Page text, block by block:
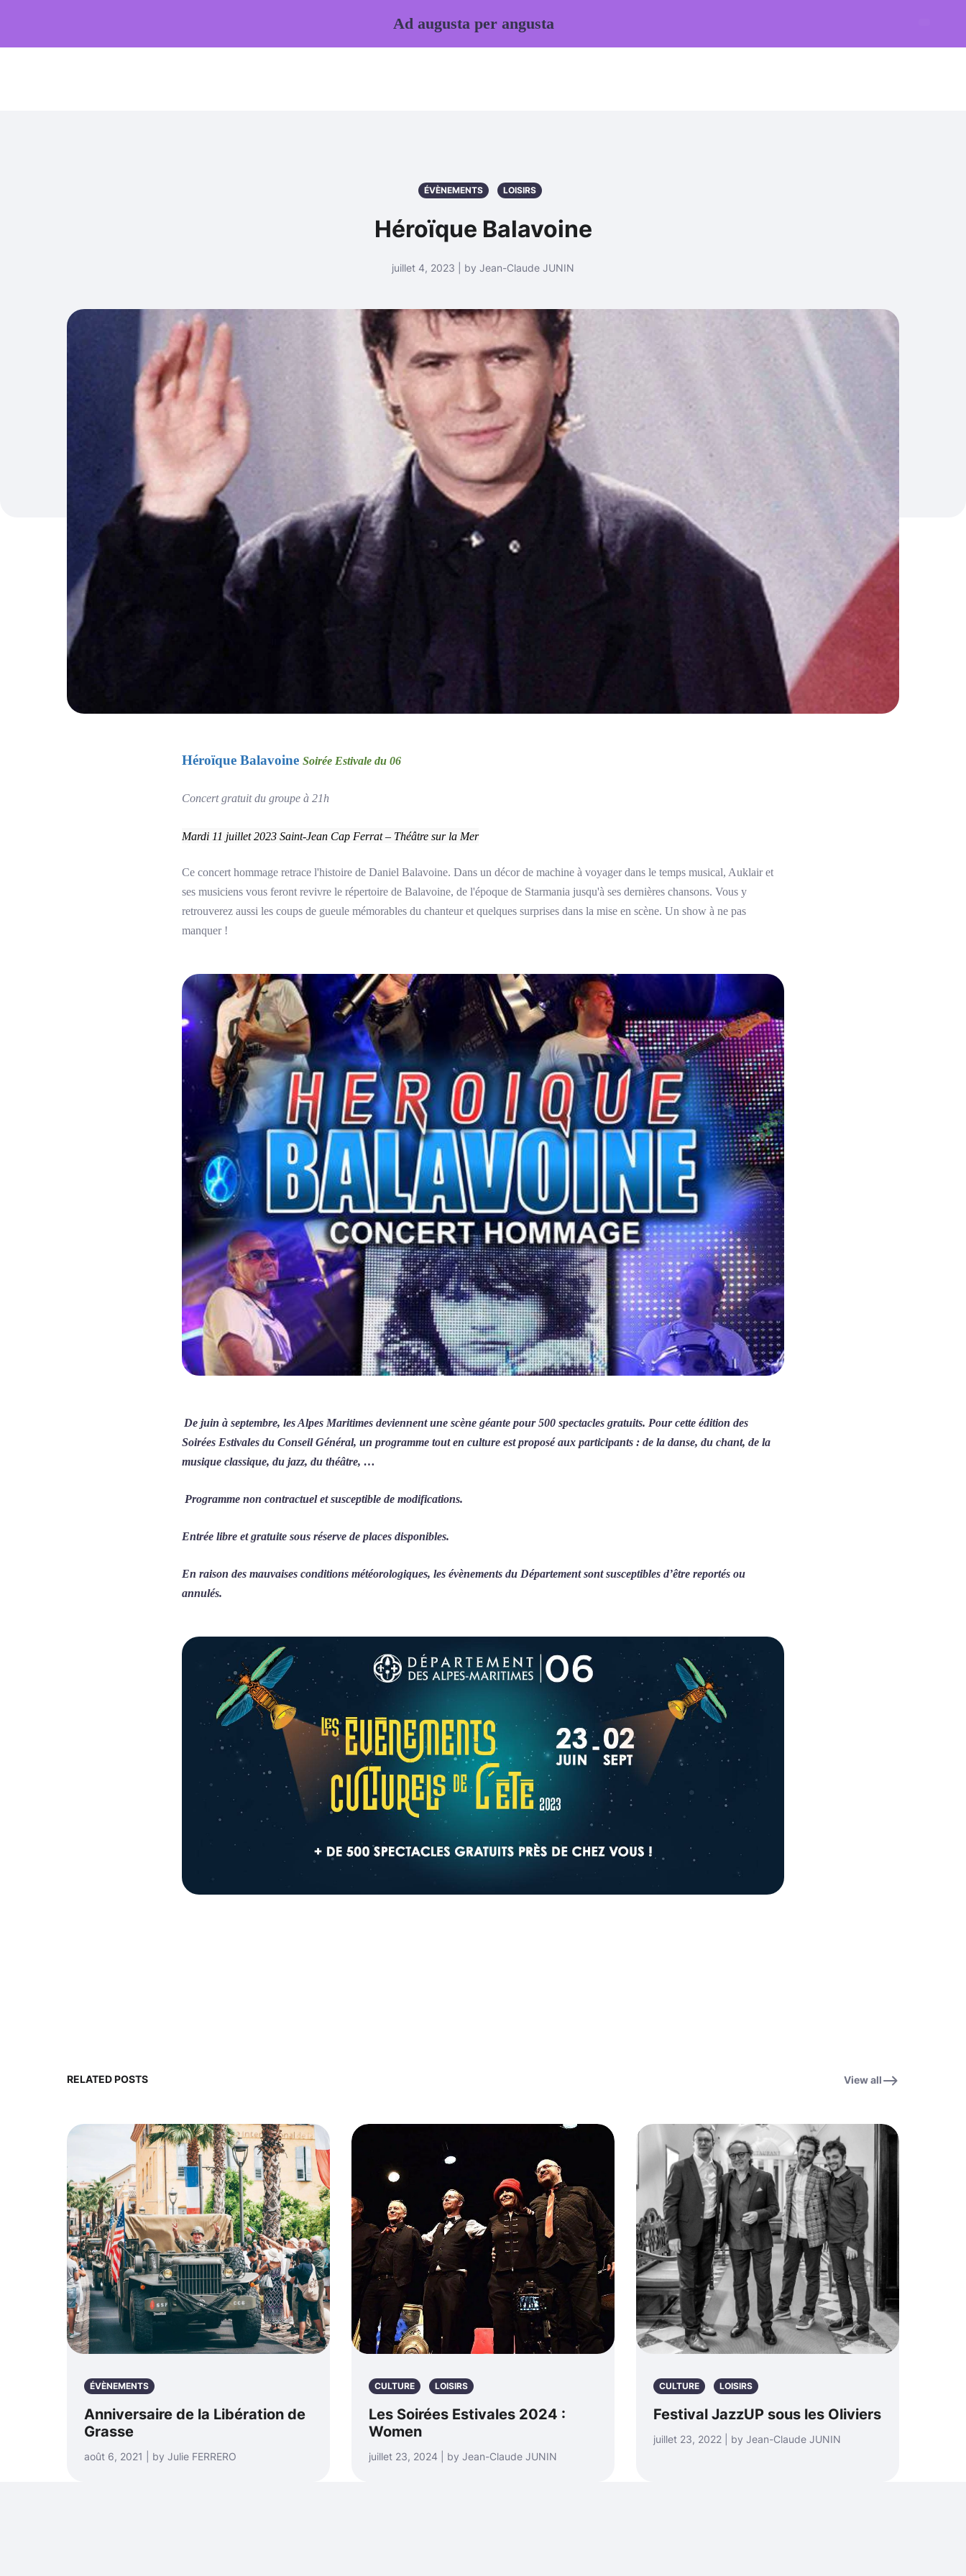
ÉVÈNEMENTS LOISIRS
Héroïque Balavoine
juillet 4, 2023 | by Jean-Claude JUNIN
Héroïque Balavoine Soirée Estivale du 06
Concert gratuit du groupe à 21h
Mardi 11 juillet 2023 Saint-Jean Cap Ferrat – Théâtre sur la Mer
Ce concert hommage retrace l'histoire de Daniel Balavoine. Dans un décor de machine à voyager dans le temps musical, Auklair et
ses musiciens vous feront revivre le répertoire de Balavoine, de l'époque de Starmania jusqu'à ses dernières chansons. Vous y
retrouverez aussi les coups de gueule mémorables du chanteur et quelques surprises dans la mise en scène. Un show à ne pas
manquer !
De juin à septembre, les Alpes Maritimes deviennent une scène géante pour 500 spectacles gratuits. Pour cette édition des
Soirées Estivales du Conseil Général, un programme tout en culture est proposé aux participants : de la danse, du chant, de la
musique classique, du jazz, du théâtre, …
Programme non contractuel et susceptible de modifications.
Entrée libre et gratuite sous réserve de places disponibles.
En raison des mauvaises conditions météorologiques, les évènements du Département sont susceptibles d’être reportés ou
annulés.
RELATED POSTS View all
ÉVÈNEMENTS
Anniversaire de la Libération de
Grasse
août 6, 2021 | by Julie FERRERO
CULTURE LOISIRS
Les Soirées Estivales 2024 :
Women
juillet 23, 2024 | by Jean-Claude JUNIN
CULTURE LOISIRS
Festival JazzUP sous les Oliviers
juillet 23, 2022 | by Jean-Claude JUNIN
Ad augusta per angusta